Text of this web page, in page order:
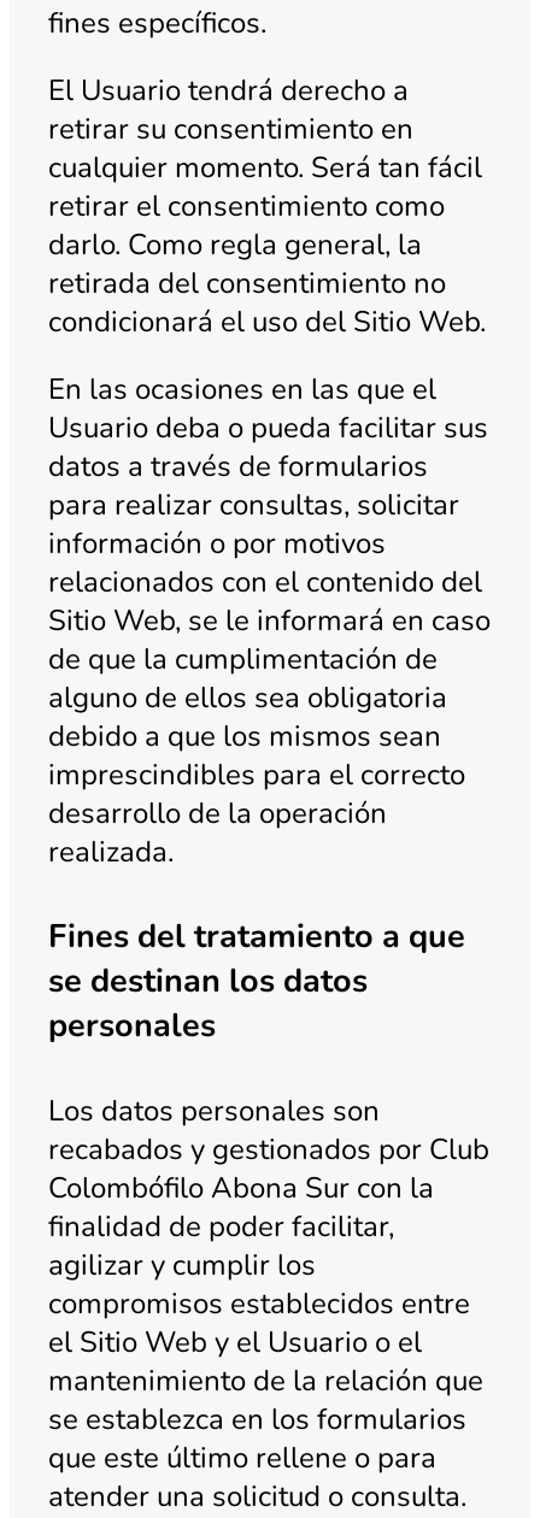
fines específicos.
El Usuario tendrá derecho a
retirar su consentimiento en
cualquier momento. Será tan fácil
retirar el consentimiento como
darlo. Como regla general, la
retirada del consentimiento no
condicionará el uso del Sitio Web.
En las ocasiones en las que el
Usuario deba o pueda facilitar sus
datos a través de formularios
para realizar consultas, solicitar
información o por motivos
relacionados con el contenido del
Sitio Web, se le informará en caso
de que la cumplimentación de
alguno de ellos sea obligatoria
debido a que los mismos sean
imprescindibles para el correcto
desarrollo de la operación
realizada.
Fines del tratamiento a que
se destinan los datos
personales
Los datos personales son
recabados y gestionados por Club
Colombófilo Abona Sur con la
finalidad de poder facilitar,
agilizar y cumplir los
compromisos establecidos entre
el Sitio Web y el Usuario o el
mantenimiento de la relación que
se establezca en los formularios
que este último rellene o para
atender una solicitud o consulta.